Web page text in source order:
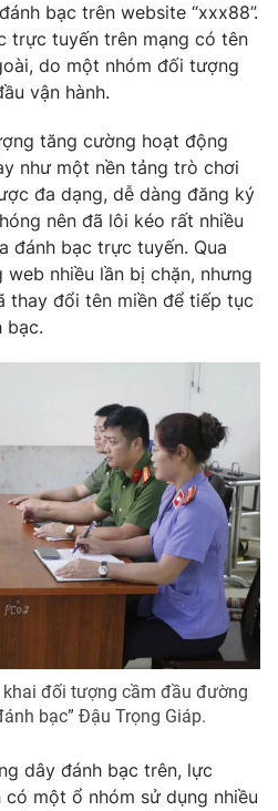
lai
Podcast
Infographic
Shorts video
VTV Thể thao
Bất động sản
bạc trên website “xxx88”.
trực tuyến trên mạng có tên
do một nhóm đối tượng
vận hành.
tăng cường hoạt động
như một nền tảng trò chơi
đa dạng, dễ dàng đăng ký
nên đã lôi kéo rất nhiều
đánh bạc trực tuyến. Qua
nhiều lần bị chặn, nhưng
thay đổi tên miền để tiếp tục
bạc.
khai đối tượng cầm đầu đường
bạc” Đậu Trọng Giáp.
dây đánh bạc trên, lực
một ổ nhóm sử dụng nhiều